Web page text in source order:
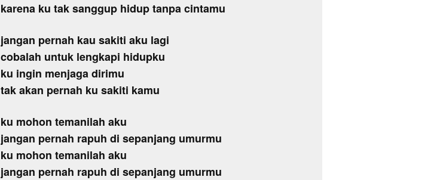
karena ku tak sanggup hidup tanpa cintamu
jangan pernah kau sakiti aku lagi
cobalah untuk lengkapi hidupku
ku ingin menjaga dirimu
tak akan pernah ku sakiti kamu
ku mohon temanilah aku
jangan pernah rapuh di sepanjang umurmu
ku mohon temanilah aku
jangan pernah rapuh di sepanjang umurmu